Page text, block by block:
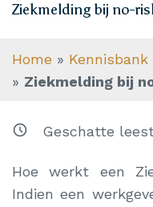
Ziekmelding bij no-
Home » Kennisbank
» Ziekmelding bij
Geschatte
Hoe werkt een
Indien een